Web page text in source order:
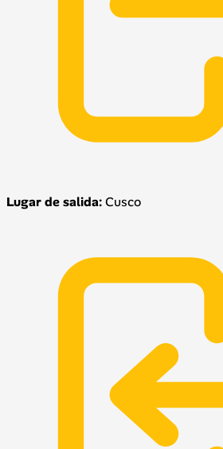
Lugar de salida:Cusco